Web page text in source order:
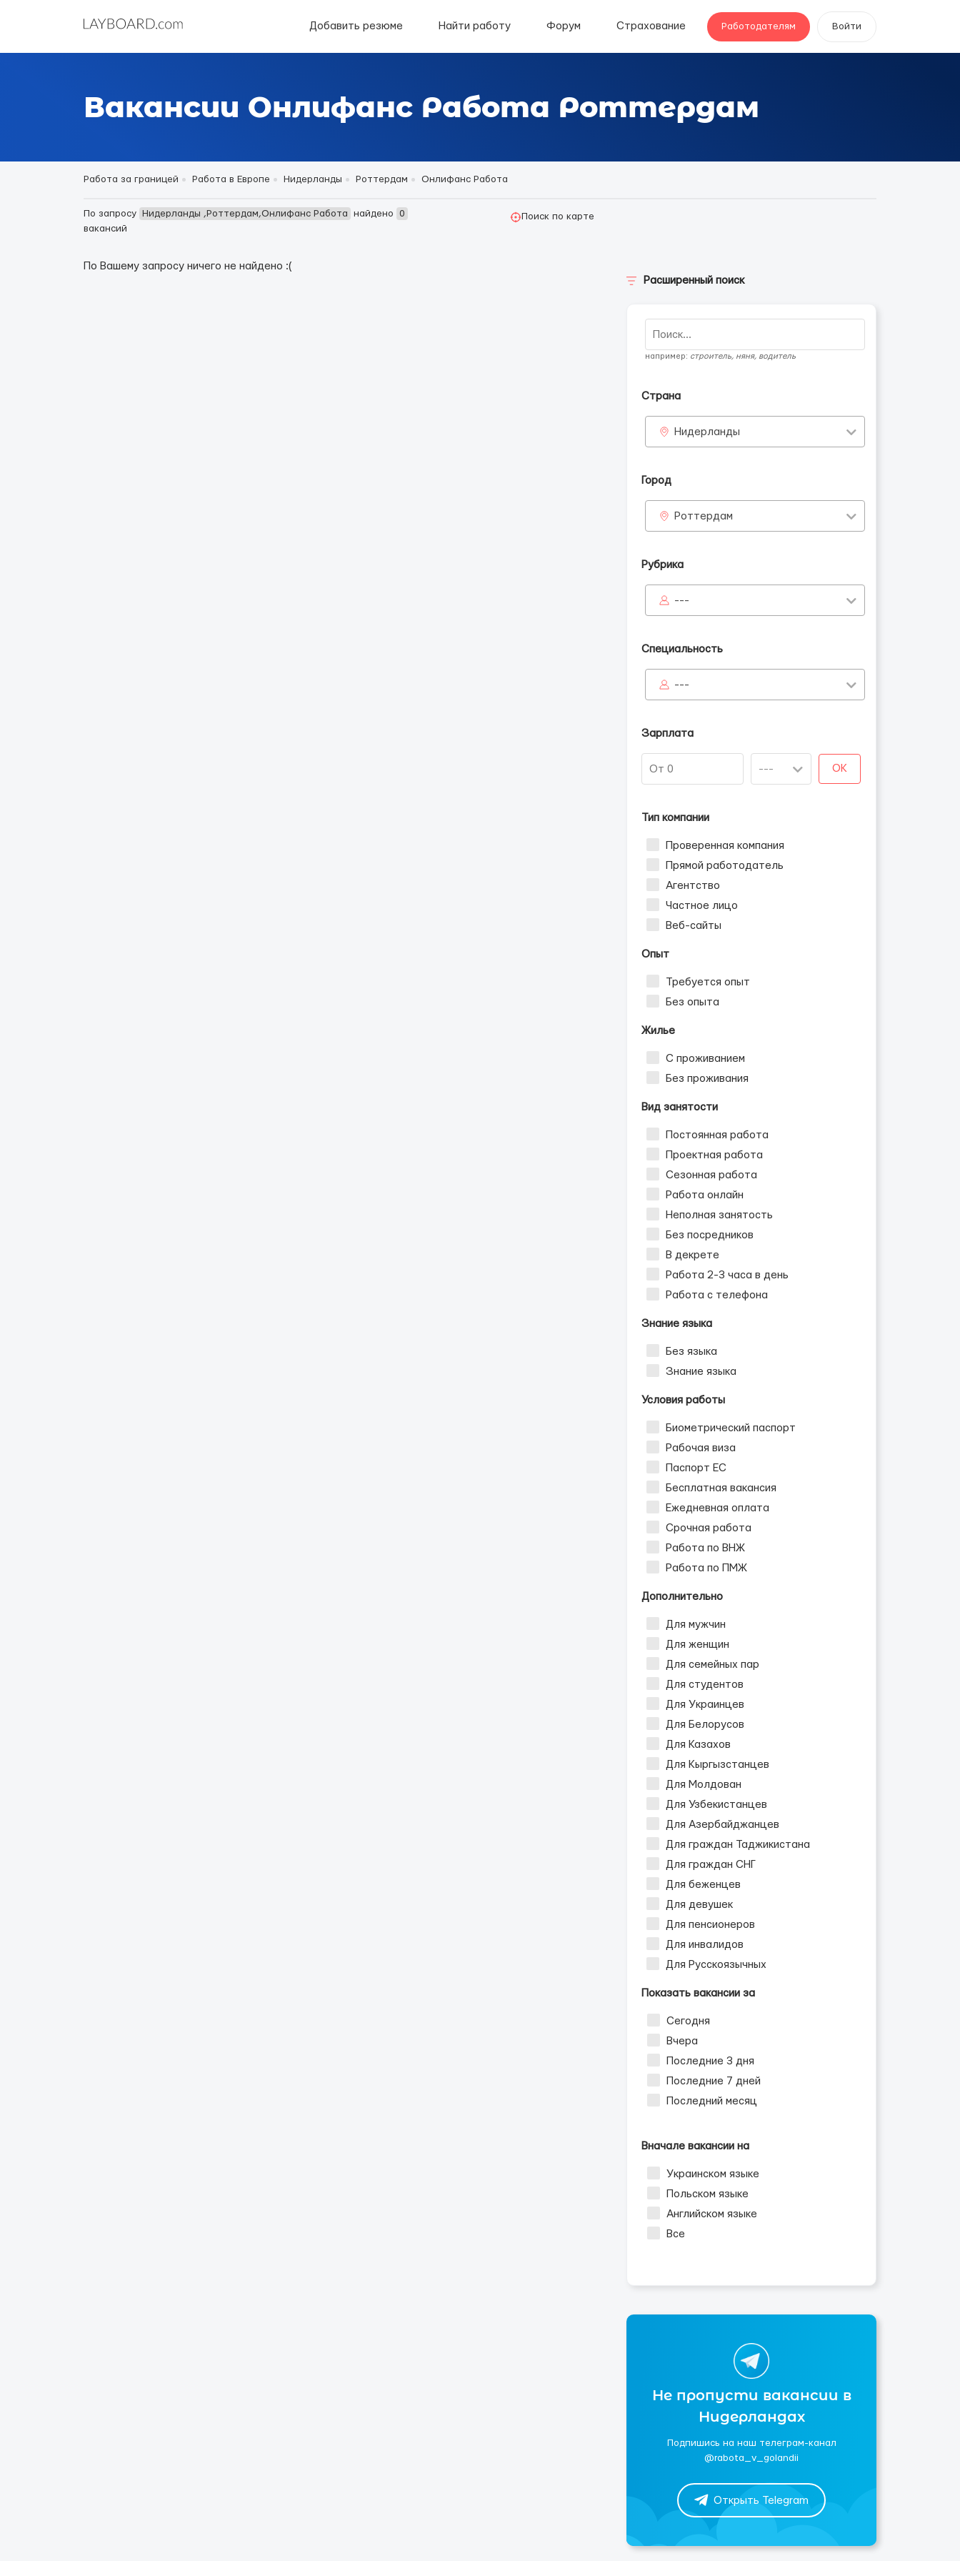
Добавить резюме Найти работу Форум Страхование Работодателям Войти
Вакансии Онлифанс Работа Роттердам
Работа за границей Работа в Европе Нидерланды Роттердам Онлифанс Работа
По запросу Нидерланды ,Роттердам,Онлифанс Работа найдено
0
вакансий
Поиск по карте
По Вашему запросу ничего не найдено :(
Расширенный поиск
например: строитель, няня, водитель
Страна
Нидерланды
Город
Роттердам
Рубрика
---
Специальность
---
Зарплата
OK
Тип компании
Проверенная компания
Прямой работодатель
Агентство
Частное лицо
Веб-сайты
Опыт
Требуется опыт
Без опыта
Жилье
С проживанием
Без проживания
Вид занятости
Постоянная работа
Проектная работа
Сезонная работа
Работа онлайн
Неполная занятость
Без посредников
В декрете
Работа 2-3 часа в день
Работа с телефона
Знание языка
Без языка
Знание языка
Условия работы
Биометрический паспорт
Рабочая виза
Паспорт ЕС
Бесплатная вакансия
Ежедневная оплата
Срочная работа
Работа по ВНЖ
Работа по ПМЖ
Дополнительно
Для мужчин
Для женщин
Для семейных пар
Для студентов
Для Украинцев
Для Белорусов
Для Казахов
Для Кыргызстанцев
Для Молдован
Для Узбекистанцев
Для Азербайджанцев
Для граждан Таджикистана
Для граждан СНГ
Для беженцев
Для девушек
Для пенсионеров
Для инвалидов
Для Русскоязычных
Показать вакансии за
Сегодня
Вчера
Последние 3 дня
Последние 7 дней
Последний месяц
Вначале вакансии на
Украинском языке
Польском языке
Английском языке
Все
Не пропусти вакансии в
Нидерландах
Подпишись на наш телеграм-канал
@rabota_v_golandii
Открыть Telegram